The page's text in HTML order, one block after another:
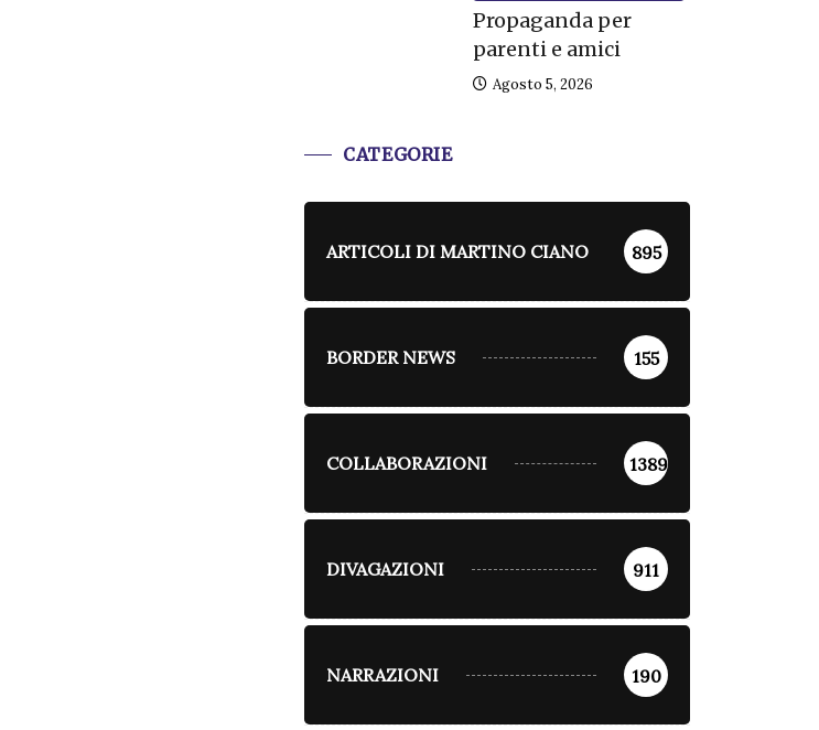
Propaganda per
parenti e amici
Agosto 5, 2026
CATEGORIE
ARTICOLI DI MARTINO CIANO 895
BORDER NEWS 155
COLLABORAZIONI 1389
DIVAGAZIONI 911
NARRAZIONI 190